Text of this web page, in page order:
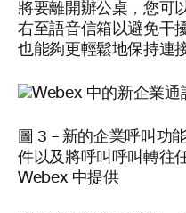
將要離開辦公桌，您可
右至語音信箱以避免干
也能夠更輕鬆地保持連接
圖 3 – 新的企業呼叫功
件以及將呼叫呼叫轉往
Webex 中提供